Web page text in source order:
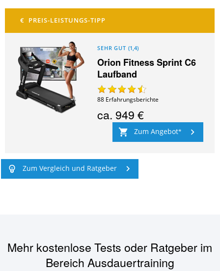
SEHR GUT (1,4)
Orion Fitness Sprint C6
Laufband
88 Erfahrungsberichte
ca. 949 €
Zum Angebot
Zum Vergleich und Ratgeber
Mehr kostenlose Tests oder Ratgeber im
Bereich Ausdauertraining